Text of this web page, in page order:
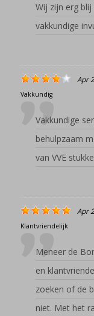
Wij zijn erg
vakkundige
Apr
Vakkundig
Vakkundige
behulpzaam
van VVE
Apr
Klantvriendelijk
Meneer de
en
zoeken of de
niet. Met het